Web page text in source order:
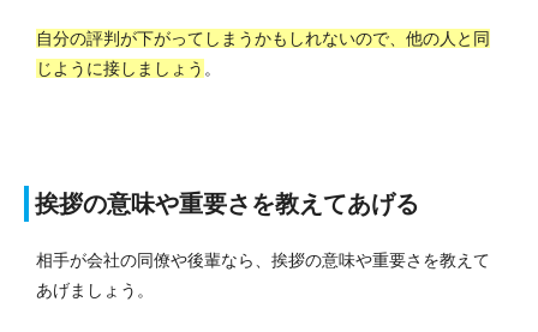
自分の評判が下がってしまうかもしれないので、他の人と同
じように接しましょう 。
挨拶の意味や重要さを教えてあげる
相手が会社の同僚や後輩なら、挨拶の意味や重要さを教えて
あげましょう。